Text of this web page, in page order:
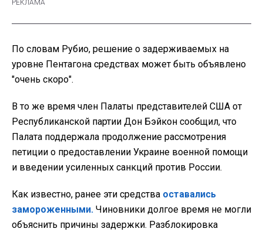
По словам Рубио, решение о задерживаемых на
уровне Пентагона средствах может быть объявлено
"очень скоро".
В то же время член Палаты представителей США от
Республиканской партии Дон Бэйкон сообщил, что
Палата поддержала продолжение рассмотрения
петиции о предоставлении Украине военной помощи
и введении усиленных санкций против России.
Как известно, ранее эти средства оставались
замороженными. Чиновники долгое время не могли
объяснить причины задержки. Разблокировка